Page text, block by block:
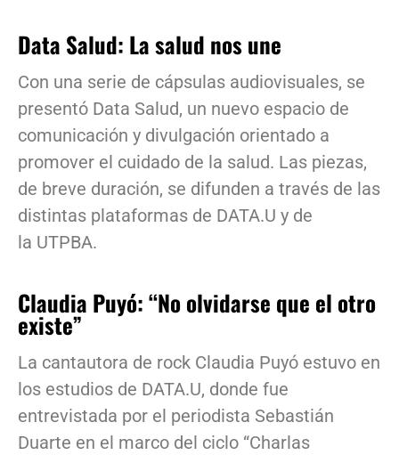
Data Salud: La salud nos une
Con una serie de cápsulas audiovisuales, se
presentó Data Salud, un nuevo espacio de
comunicación y divulgación orientado a
promover el cuidado de la salud. Las piezas,
de breve duración, se difunden a través de las
distintas plataformas de DATA.U y de
la UTPBA.
Claudia Puyó: “No olvidarse que el otro
existe”
La cantautora de rock Claudia Puyó estuvo en
los estudios de DATA.U, donde fue
entrevistada por el periodista Sebastián
Duarte en el marco del ciclo “Charlas